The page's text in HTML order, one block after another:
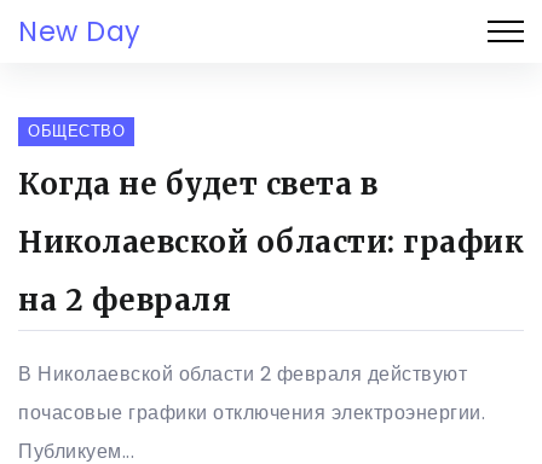
New Day
ОБЩЕСТВО
Когда не будет света в
Николаевской области: график
на 2 февраля
В Николаевской области 2 февраля действуют
почасовые графики отключения электроэнергии.
Публикуем...